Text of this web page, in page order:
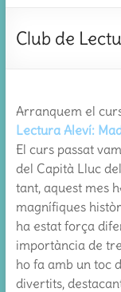
Club de
Arranquem el
Lectura Aleví:
El curs passat
del Capità Lluc
tant, aquest mes
magnífiques
ha estat força
importància de
ho fa amb un toc
divertits,